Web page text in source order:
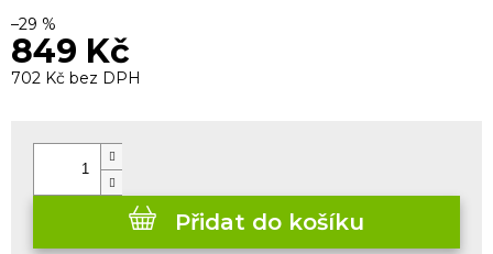
–29 %
849 Kč
702 Kč bez DPH
Přidat do košíku